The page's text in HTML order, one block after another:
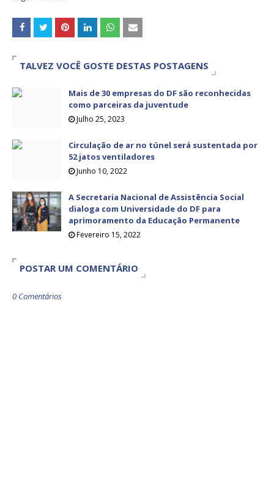
TALVEZ VOCÊ GOSTE DESTAS POSTAGENS
Mais de 30 empresas do DF são reconhecidas
como parceiras da juventude
Julho 25, 2023
Circulação de ar no túnel será sustentada por
52 jatos ventiladores
Junho 10, 2022
A Secretaria Nacional de Assistência Social
dialoga com Universidade do DF para
aprimoramento da Educação Permanente
Fevereiro 15, 2022
POSTAR UM COMENTÁRIO
0 Comentários